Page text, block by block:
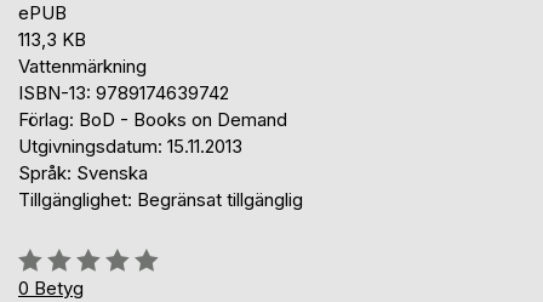
ePUB
113,3 KB
Vattenmärkning
ISBN-13: 9789174639742
Förlag: BoD - Books on Demand
Utgivningsdatum: 15.11.2013
Språk: Svenska
Tillgänglighet: Begränsat tillgänglig
Betyg::
0%
0 Betyg